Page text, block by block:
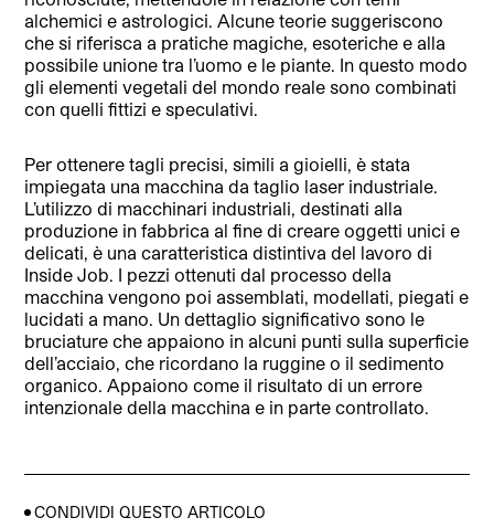
alchemici e astrologici. Alcune teorie suggeriscono
che si riferisca a pratiche magiche, esoteriche e alla
possibile unione tra l’uomo e le piante. In questo modo
gli elementi vegetali del mondo reale sono combinati
con quelli fittizi e speculativi.
Per ottenere tagli precisi, simili a gioielli, è stata
impiegata una macchina da taglio laser industriale.
L’utilizzo di macchinari industriali, destinati alla
produzione in fabbrica al fine di creare oggetti unici e
delicati, è una caratteristica distintiva del lavoro di
Inside Job. I pezzi ottenuti dal processo della
macchina vengono poi assemblati, modellati, piegati e
lucidati a mano. Un dettaglio significativo sono le
bruciature che appaiono in alcuni punti sulla superficie
dell’acciaio, che ricordano la ruggine o il sedimento
organico. Appaiono come il risultato di un errore
intenzionale della macchina e in parte controllato.
CONDIVIDI QUESTO ARTICOLO